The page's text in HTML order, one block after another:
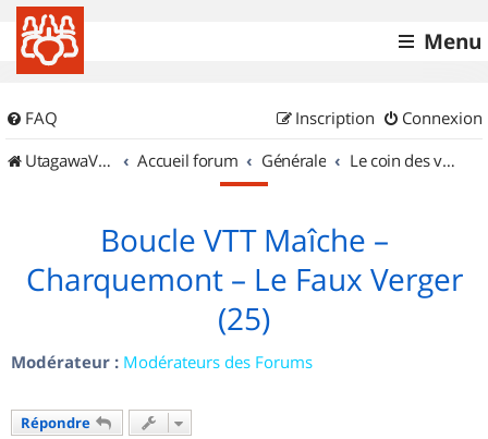
Menu
FAQ Connexion
Inscription
UtagawaVTT (Randos VTT et VTTAE avec traces GPS)
Accueil forum Générale Le coin des vidéastes
Boucle VTT Maîche –
Charquemont – Le Faux Verger
(25)
Modérateur : Modérateurs des Forums
Répondre